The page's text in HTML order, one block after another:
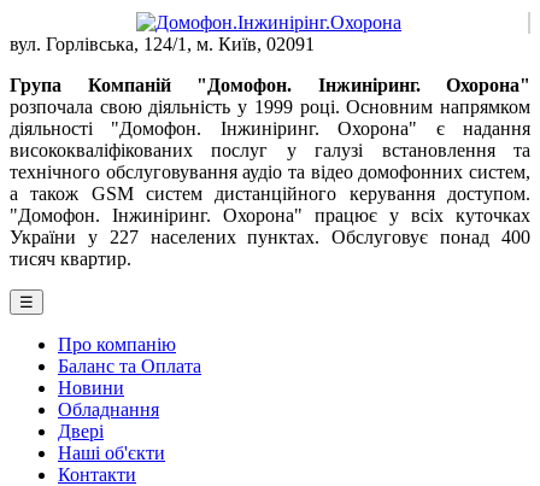
вул. Горлівська, 124/1, м. Київ, 02091
Група Компаній "Домофон. Інжиніринг. Охорона"
розпочала свою діяльність у 1999 році. Основним напрямком
діяльності "Домофон. Інжиніринг. Охорона" є надання
висококваліфікованих послуг у галузі встановлення та
технічного обслуговування аудіо та відео домофонних систем,
а також GSM систем дистанційного керування доступом.
"Домофон. Інжиніринг. Охорона" працює у всіх куточках
України у 227 населених пунктах. Обслуговує понад 400
тисяч квартир.
☰
Про компанію
Баланс та Оплата
Новини
Обладнання
Двері
Наші об'єкти
Контакти